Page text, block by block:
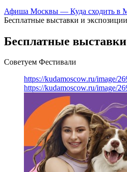
Афиша Москвы — Куда сходить в
Бесплатные выставки и экспозиции
Бесплатные
Советуем Фестивали
https://kudamoscow.ru/image/
https://kudamoscow.ru/image/